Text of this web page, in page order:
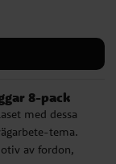
som passar
grävmaskiner,
med
extra
där
vägar står i
vägarbete-
8-pack
med dessa
tema.
av fordon,